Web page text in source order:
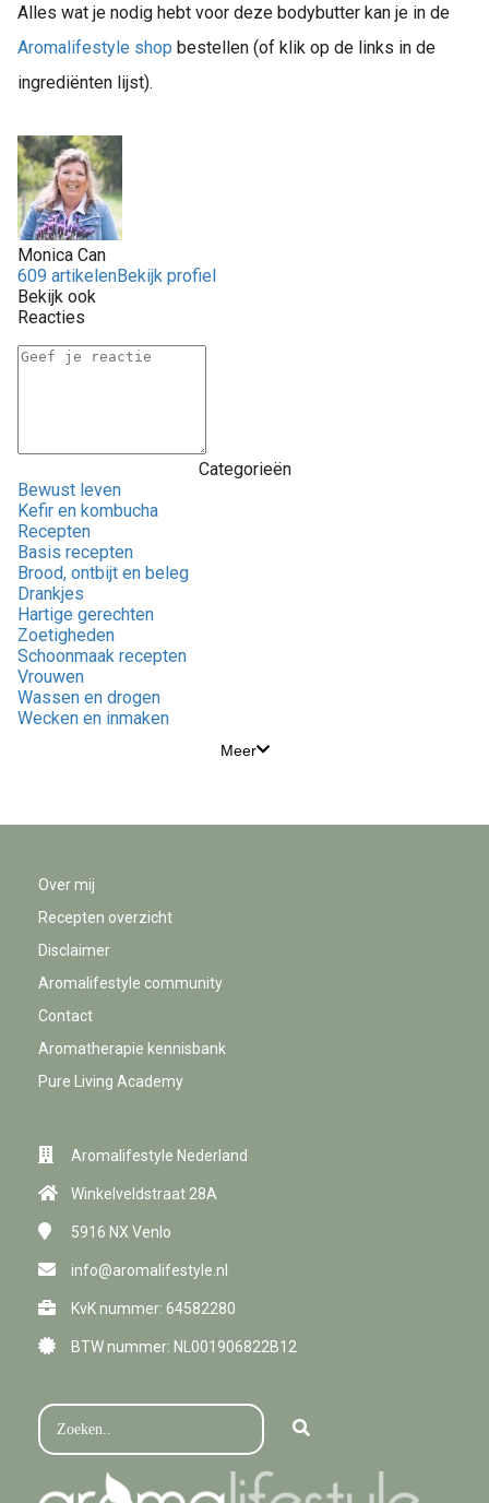
Alles wat je nodig hebt voor deze bodybutter kan je in de
Aromalifestyle shop bestellen (of klik op de links in de
ingrediënten lijst).
Monica Can
609 artikelenBekijk profiel
Bekijk ook
Reacties
Categorieën
Bewust leven
Kefir en kombucha
Recepten
Basis recepten
Brood, ontbijt en beleg
Drankjes
Hartige gerechten
Zoetigheden
Schoonmaak recepten
Vrouwen
Wassen en drogen
Wecken en inmaken
Meer
Over mij
Recepten overzicht
Disclaimer
Aromalifestyle community
Contact
Aromatherapie kennisbank
Pure Living Academy
Aromalifestyle Nederland
Winkelveldstraat 28A
5916 NX Venlo
info@aromalifestyle.nl
KvK nummer: 64582280
BTW nummer: NL001906822B12